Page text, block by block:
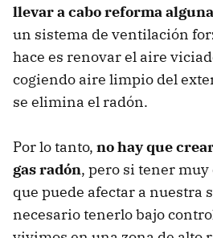
llevar a cabo reforma alguna
un sistema de ventilación
hace es renovar el aire
cogiendo aire limpio del
se elimina el radón.
Por lo tanto, no hay que
gas radón, pero si tener muy
que puede afectar a nuestra
necesario tenerlo bajo